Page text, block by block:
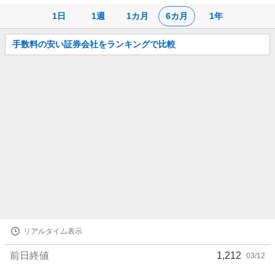
1日 1週 1カ月 6カ月 1年
お
知
手数料の安い証券会社をランキングで比較
リアルタイム表示
前日終値 1,212 03/12